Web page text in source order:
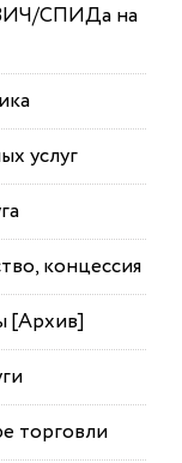
СПИДа на
услуг
концессия
[Архив]
торговли